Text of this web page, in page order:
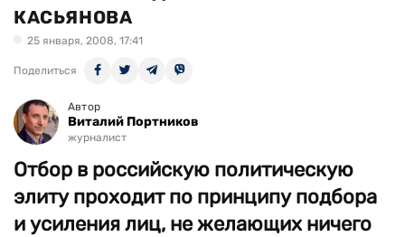
КАСЬЯНОВА
25 января, 2008, 17:41
Поделиться
Автор
Виталий Портников
журналист
Отбор в российскую политическую
элиту проходит по принципу подбора
и усиления лиц, не желающих ничего